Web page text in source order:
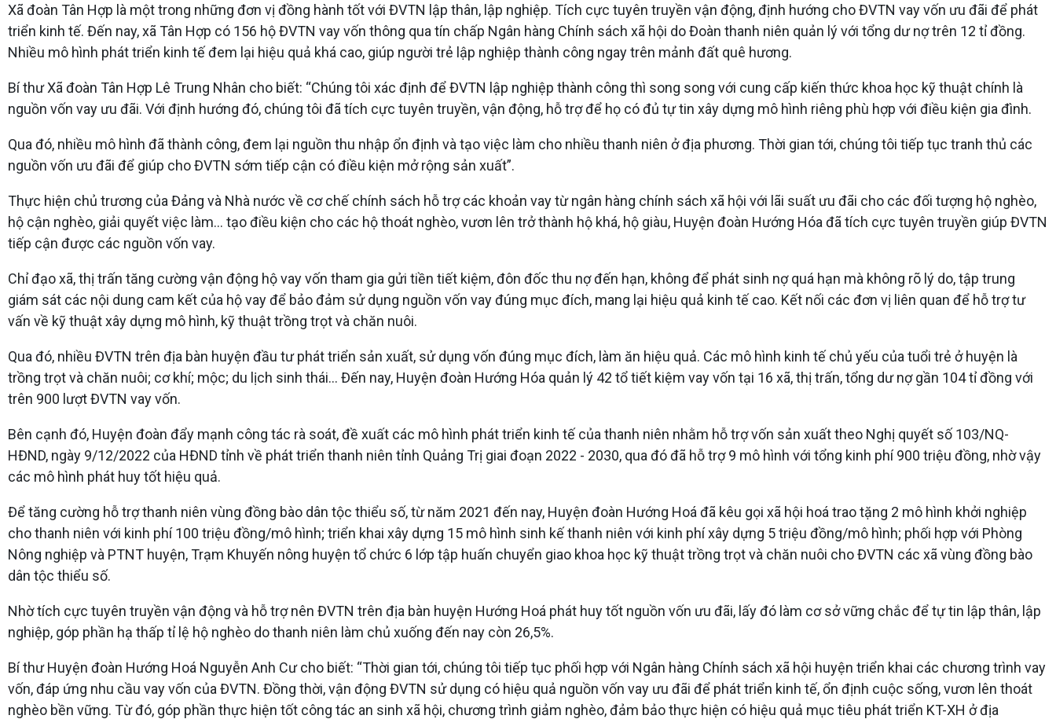
Xã đoàn Tân Hợp là một trong những đơn vị đồng hành tốt với ĐVTN lập thân, lập nghiệp. Tích cực tuyên truyền vận động, định hướng cho ĐVTN vay vốn ưu đãi để phát
triển kinh tế. Đến nay, xã Tân Hợp có 156 hộ ĐVTN vay vốn thông qua tín chấp Ngân hàng Chính sách xã hội do Đoàn thanh niên quản lý với tổng dư nợ trên 12 tỉ đồng.
Nhiều mô hình phát triển kinh tế đem lại hiệu quả khá cao, giúp người trẻ lập nghiệp thành công ngay trên mảnh đất quê hương.
Bí thư Xã đoàn Tân Hợp Lê Trung Nhân cho biết: “Chúng tôi xác định để ĐVTN lập nghiệp thành công thì song song với cung cấp kiến thức khoa học kỹ thuật chính là
nguồn vốn vay ưu đãi. Với định hướng đó, chúng tôi đã tích cực tuyên truyền, vận động, hỗ trợ để họ có đủ tự tin xây dựng mô hình riêng phù hợp với điều kiện gia đình.
Qua đó, nhiều mô hình đã thành công, đem lại nguồn thu nhập ổn định và tạo việc làm cho nhiều thanh niên ở địa phương. Thời gian tới, chúng tôi tiếp tục tranh thủ các
nguồn vốn ưu đãi để giúp cho ĐVTN sớm tiếp cận có điều kiện mở rộng sản xuất”.
Thực hiện chủ trương của Đảng và Nhà nước về cơ chế chính sách hỗ trợ các khoản vay từ ngân hàng chính sách xã hội với lãi suất ưu đãi cho các đối tượng hộ nghèo,
hộ cận nghèo, giải quyết việc làm... tạo điều kiện cho các hộ thoát nghèo, vươn lên trở thành hộ khá, hộ giàu, Huyện đoàn Hướng Hóa đã tích cực tuyên truyền giúp ĐVTN
tiếp cận được các nguồn vốn vay.
Chỉ đạo xã, thị trấn tăng cường vận động hộ vay vốn tham gia gửi tiền tiết kiệm, đôn đốc thu nợ đến hạn, không để phát sinh nợ quá hạn mà không rõ lý do, tập trung
giám sát các nội dung cam kết của hộ vay để bảo đảm sử dụng nguồn vốn vay đúng mục đích, mang lại hiệu quả kinh tế cao. Kết nối các đơn vị liên quan để hỗ trợ tư
vấn về kỹ thuật xây dựng mô hình, kỹ thuật trồng trọt và chăn nuôi.
Qua đó, nhiều ĐVTN trên địa bàn huyện đầu tư phát triển sản xuất, sử dụng vốn đúng mục đích, làm ăn hiệu quả. Các mô hình kinh tế chủ yếu của tuổi trẻ ở huyện là
trồng trọt và chăn nuôi; cơ khí; mộc; du lịch sinh thái... Đến nay, Huyện đoàn Hướng Hóa quản lý 42 tổ tiết kiệm vay vốn tại 16 xã, thị trấn, tổng dư nợ gần 104 tỉ đồng với
trên 900 lượt ĐVTN vay vốn.
Bên cạnh đó, Huyện đoàn đẩy mạnh công tác rà soát, đề xuất các mô hình phát triển kinh tế của thanh niên nhằm hỗ trợ vốn sản xuất theo Nghị quyết số 103/NQ-
HĐND, ngày 9/12/2022 của HĐND tỉnh về phát triển thanh niên tỉnh Quảng Trị giai đoạn 2022 - 2030, qua đó đã hỗ trợ 9 mô hình với tổng kinh phí 900 triệu đồng, nhờ vậy
các mô hình phát huy tốt hiệu quả.
Để tăng cường hỗ trợ thanh niên vùng đồng bào dân tộc thiểu số, từ năm 2021 đến nay, Huyện đoàn Hướng Hoá đã kêu gọi xã hội hoá trao tặng 2 mô hình khởi nghiệp
cho thanh niên với kinh phí 100 triệu đồng/mô hình; triển khai xây dựng 15 mô hình sinh kế thanh niên với kinh phí xây dựng 5 triệu đồng/mô hình; phối hợp với Phòng
Nông nghiệp và PTNT huyện, Trạm Khuyến nông huyện tổ chức 6 lớp tập huấn chuyển giao khoa học kỹ thuật trồng trọt và chăn nuôi cho ĐVTN các xã vùng đồng bào
dân tộc thiểu số.
Nhờ tích cực tuyên truyền vận động và hỗ trợ nên ĐVTN trên địa bàn huyện Hướng Hoá phát huy tốt nguồn vốn ưu đãi, lấy đó làm cơ sở vững chắc để tự tin lập thân, lập
nghiệp, góp phần hạ thấp tỉ lệ hộ nghèo do thanh niên làm chủ xuống đến nay còn 26,5%.
Bí thư Huyện đoàn Hướng Hoá Nguyễn Anh Cư cho biết: “Thời gian tới, chúng tôi tiếp tục phối hợp với Ngân hàng Chính sách xã hội huyện triển khai các chương trình vay
vốn, đáp ứng nhu cầu vay vốn của ĐVTN. Đồng thời, vận động ĐVTN sử dụng có hiệu quả nguồn vốn vay ưu đãi để phát triển kinh tế, ổn định cuộc sống, vươn lên thoát
nghèo bền vững. Từ đó, góp phần thực hiện tốt công tác an sinh xã hội, chương trình giảm nghèo, đảm bảo thực hiện có hiệu quả mục tiêu phát triển KT-XH ở địa